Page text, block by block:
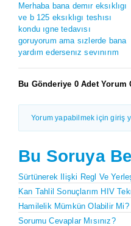
Merhaba bana demır eksıklıgı
ve b 125 eksıklıgı teshısı
kondu ıgne tedavısı
goruyorum ama sızlerde bana
yardım edersenız sevınırım
Bu Gönderiye 0 Adet Yorum
Yorum yapabilmek için giriş
Bu Soruya
Sürtünerek Ilişki Regl Ve
Kan Tahlil Sonuçlarım HIV
Hamilelik Mümkün Olabilir Mi?
Sorumu Cevaplar Mısınız?